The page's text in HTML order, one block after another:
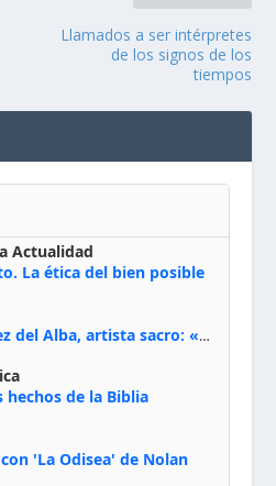
Llamados a ser intérpretes
de los signos de los
tiempos
Actualidad
La ética del bien posible
José Ricardo González del Alba, artista sacro: «Yo oro, hablo con Dios, le pido al Espíritu Santo su inspiración y siempre pinto rezando el rosario para que sea Él quien actúe a través de mis manos»
de la Biblia
'La Odisea' de Nolan